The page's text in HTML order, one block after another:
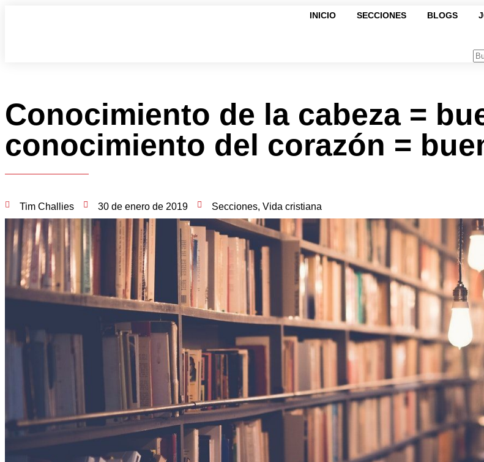
INICIO SECCIONES BLOGS
Conocimiento de la cabeza =
conocimiento del corazón =
Tim Challies 30 de enero de 2019 Secciones, Vida cristiana